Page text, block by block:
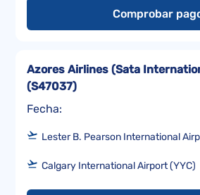
Comprobar
Fecha:
Azores Airlines (Sata
(S47037)
Lester B. Pearson International
Calgary International Airport (YYC)